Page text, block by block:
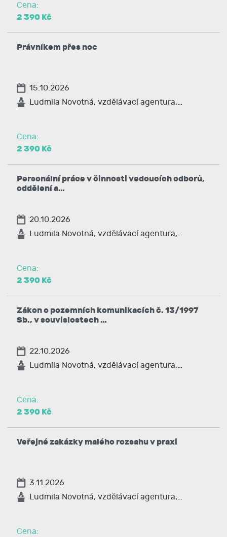
Cena:
2 390 Kč
Právníkem přes noc
15.10.2026
Ludmila Novotná, vzdělávací agentura,…
Cena:
2 390 Kč
Personální práce v činnosti vedoucích odborů,
oddělení a…
20.10.2026
Ludmila Novotná, vzdělávací agentura,…
Cena:
2 390 Kč
Zákon o pozemních komunikacích č. 13/1997
Sb., v souvislostech …
22.10.2026
Ludmila Novotná, vzdělávací agentura,…
Cena:
2 390 Kč
Veřejné zakázky malého rozsahu v praxi
3.11.2026
Ludmila Novotná, vzdělávací agentura,…
Cena: